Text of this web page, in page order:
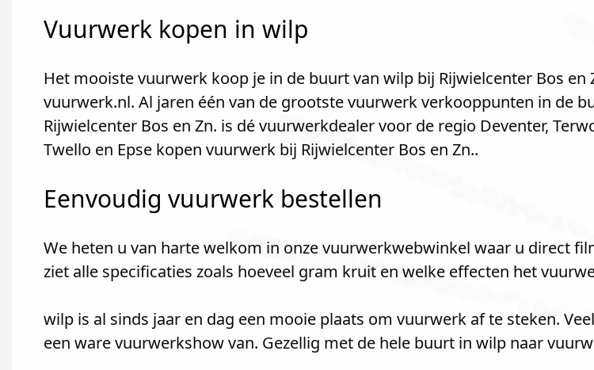
Vuurwerk kopen in wilp
Het mooiste vuurwerk koop je in de buurt van wilp bij Rijwielcenter Bos
vuurwerk.nl. Al jaren één van de grootste vuurwerk verkooppunten in de
Rijwielcenter Bos en Zn. is dé vuurwerkdealer voor de regio Deventer,
Twello en Epse kopen vuurwerk bij Rijwielcenter Bos en Zn..
Eenvoudig vuurwerk bestellen
We heten u van harte welkom in onze vuurwerkwebwinkel waar u direct
ziet alle specificaties zoals hoeveel gram kruit en welke effecten het
wilp is al sinds jaar en dag een mooie plaats om vuurwerk af te steken.
een ware vuurwerkshow van. Gezellig met de hele buurt in wilp naar